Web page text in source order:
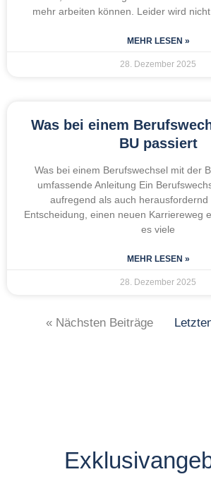
mehr arbeiten können. Leider wird
MEHR LESEN »
28. Dezember 2025
Was bei einem
BU passiert
Was bei einem Berufswechsel mit der
umfassende Anleitung Ein
aufregend als auch herausfordernd
Entscheidung, einen neuen Karriereweg
es viele
MEHR LESEN »
28. Dezember 2025
« Nächsten Beiträge